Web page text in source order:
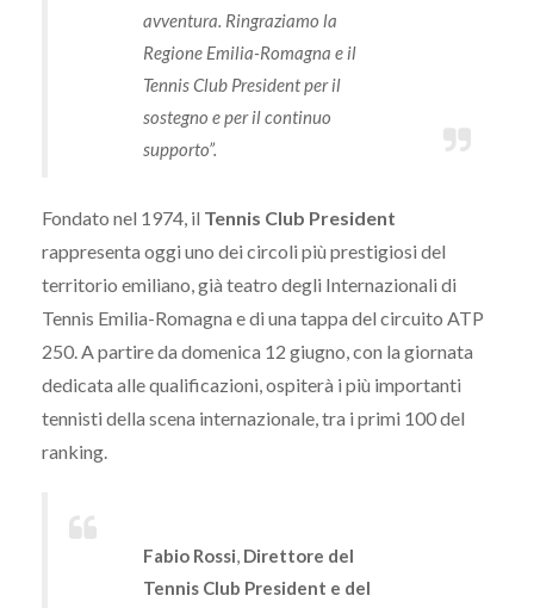
avventura. Ringraziamo la
Regione Emilia-Romagna e il
Tennis Club President per il
sostegno e per il continuo
supporto”.
Fondato nel 1974, il Tennis Club President
rappresenta oggi uno dei circoli più prestigiosi del
territorio emiliano, già teatro degli Internazionali di
Tennis Emilia-Romagna e di una tappa del circuito ATP
250. A partire da domenica 12 giugno, con la giornata
dedicata alle qualificazioni, ospiterà i più importanti
tennisti della scena internazionale, tra i primi 100 del
ranking.
Fabio Rossi, Direttore del
Tennis Club President e del